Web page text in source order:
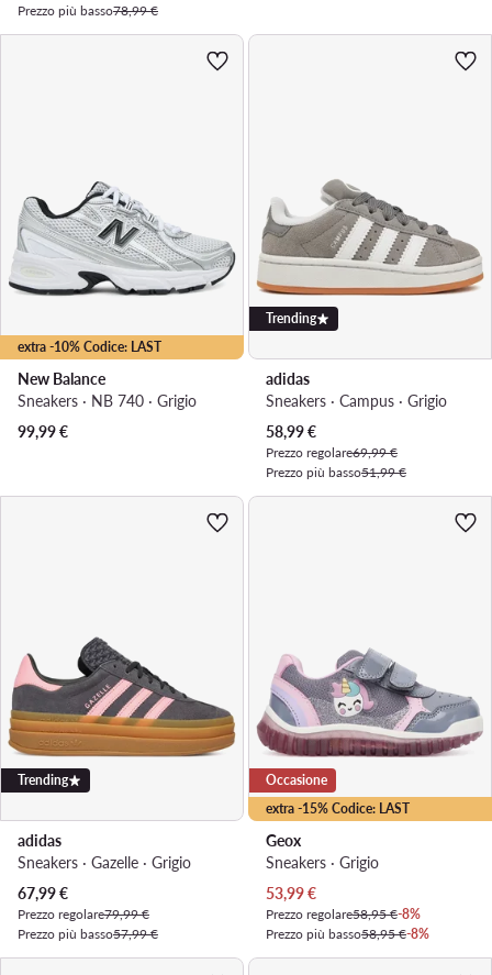
Prezzo più basso78,99 €
extra -10% Codice: LAST
New Balance
Sneakers · NB 740 · Grigio
99,99€
Trending
adidas
Sneakers · Campus · Grigio
Prezzo attuale
58,99€
Prezzo regolare69,99 €
Prezzo più basso51,99 €
Trending
adidas
Sneakers · Gazelle · Grigio
Prezzo attuale
67,99€
Prezzo regolare79,99 €
Prezzo più basso57,99 €
extra -15% Codice: LAST
Occasione
Geox
Sneakers · Grigio
Prezzo attuale
53,99€
Prezzo regolare58,95 €-8%
Prezzo più basso58,95 €-8%